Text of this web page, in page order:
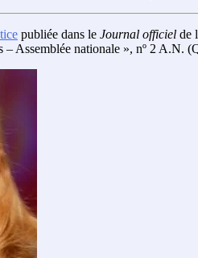
publiée dans le Journal officiel de
– Assemblée nationale », nº 2 A.N.